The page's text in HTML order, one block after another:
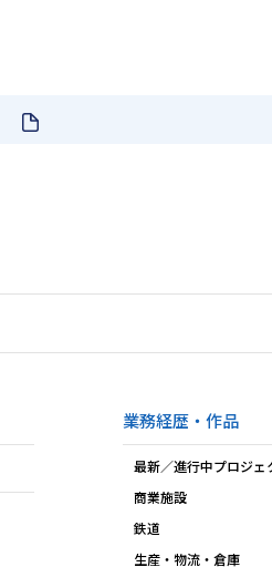
業務経歴・作品
最新／進行中プロジェ
商業施設
鉄道
生産・物流・倉庫